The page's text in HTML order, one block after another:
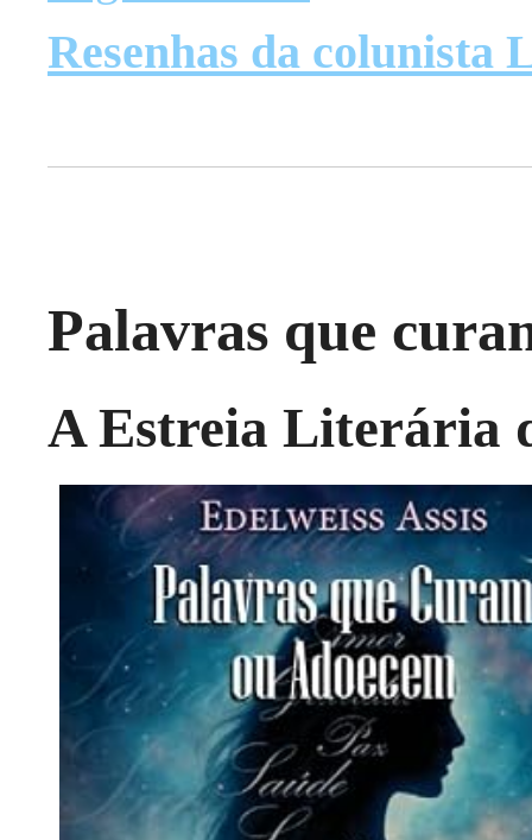
Resenhas da colunista
Palavras que
A Estreia Literária